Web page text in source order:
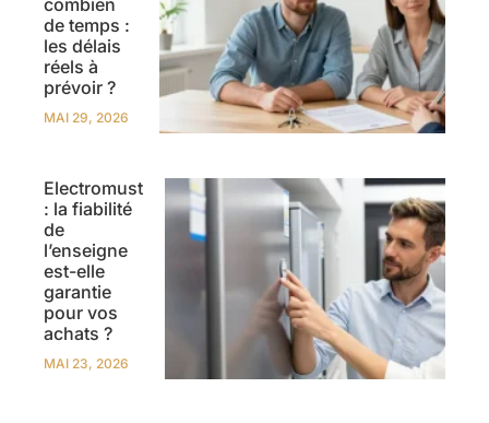
combien
de temps :
les délais
réels à
prévoir ?
MAI 29, 2026
Electromust
: la fiabilité
de
l’enseigne
est-elle
garantie
pour vos
achats ?
MAI 23, 2026